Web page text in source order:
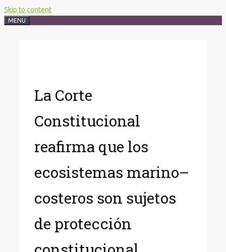
Skip to content
MENU
La Corte
Constitucional
reafirma que los
ecosistemas marino–
costeros son sujetos
de protección